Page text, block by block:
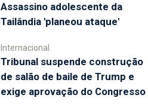
Assassino adolescente da
Tailândia 'planeou ataque'
Internacional
Tribunal suspende construção
de salão de baile de Trump e
exige aprovação do Congresso